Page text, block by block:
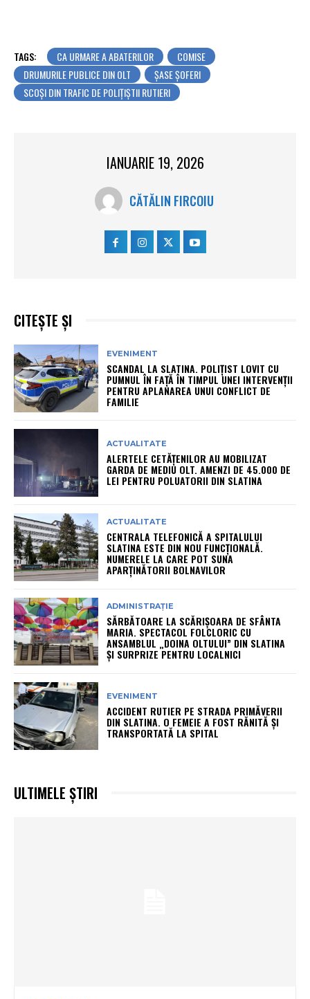
TAGS: CA URMARE A ABATERILOR
COMISE
DRUMURILE PUBLICE DIN OLT
ȘASE ȘOFERI
SCOȘI DIN TRAFIC DE POLIȚIȘTII RUTIERI
IANUARIE 19, 2026
CĂTĂLIN FIRCOIU
CITEȘTE ȘI
EVENIMENT
SCANDAL LA SLATINA. POLIȚIST LOVIT CU
PUMNUL ÎN FAȚĂ ÎN TIMPUL UNEI INTERVENȚII
PENTRU APLANAREA UNUI CONFLICT DE
FAMILIE
ACTUALITATE
ALERTELE CETĂȚENILOR AU MOBILIZAT
GARDA DE MEDIU OLT. AMENZI DE 45.000 DE
LEI PENTRU POLUATORII DIN SLATINA
ACTUALITATE
CENTRALA TELEFONICĂ A SPITALULUI
SLATINA ESTE DIN NOU FUNCȚIONALĂ.
NUMERELE LA CARE POT SUNA
APARȚINĂTORII BOLNAVILOR
ADMINISTRAȚIE
SĂRBĂTOARE LA SCĂRIȘOARA DE SFÂNTA
MARIA. SPECTACOL FOLCLORIC CU
ANSAMBLUL „DOINA OLTULUI” DIN SLATINA
ȘI SURPRIZE PENTRU LOCALNICI
EVENIMENT
ACCIDENT RUTIER PE STRADA PRIMĂVERII
DIN SLATINA. O FEMEIE A FOST RĂNITĂ ȘI
TRANSPORTATĂ LA SPITAL
ULTIMELE ȘTIRI